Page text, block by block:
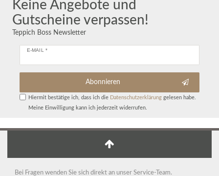
Keine Angebote und
Gutscheine verpassen!
Teppich Boss Newsletter
E-MAIL *
Abonnieren
Hiermit bestätige ich, dass ich die Daten­schutz­erklärunggelesen habe.
Meine Einwilligung kann ich jederzeit widerrufen.
Bei Fragen wenden Sie sich direkt an unser Service-Team.